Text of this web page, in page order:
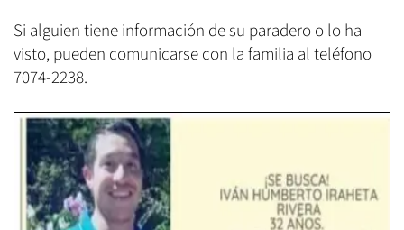
Si alguien tiene información de su paradero o lo ha
visto, pueden comunicarse con la familia al teléfono
7074-2238.